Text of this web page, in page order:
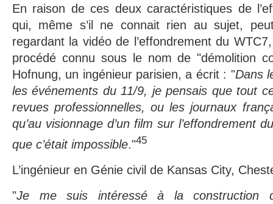
En raison de ces deux caractéristiques de
qui, même s’il ne connait rien au sujet,
regardant la vidéo de l’effondrement du
procédé connu sous le nom de "démolition
Hofnung, un ingénieur parisien, a écrit : "Dans
les événements du 11/9, je pensais que tout
revues professionnelles, ou les journaux
qu’au visionnage d’un film sur l’effondrement
que c’était impossible."45
L’ingénieur en Génie civil de Kansas City,
"Je me suis intéressé à la construction